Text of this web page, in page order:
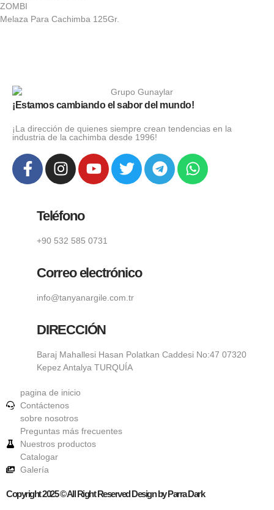
ZOMBI
Melaza Para Cachimba 125Gr.
¡Estamos cambiando el sabor del mundo!
¡La dirección de quienes siempre crean tendencias en la
industria de la cachimba desde 1996!
Teléfono
+90 532 585 0731
Correo electrónico
info@tanyanargile.com.tr
DIRECCIÓN
Baraj Mahallesi Hasan Polatkan Caddesi No:47 07320
Kepez Antalya TURQUÍA
pagina de inicio
Contáctenos
sobre nosotros
Preguntas más frecuentes
Nuestros productos
Catalogar
Galería
Copyright 2025 © All Right Reserved Design by Parra Dark